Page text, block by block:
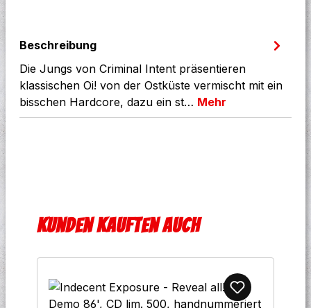
Beschreibung
Die Jungs von Criminal Intent präsentieren
klassischen Oi! von der Ostküste vermischt mit ein
bisschen Hardcore, dazu ein st… Mehr
Produktgalerie überspringen
Kunden kauften auch